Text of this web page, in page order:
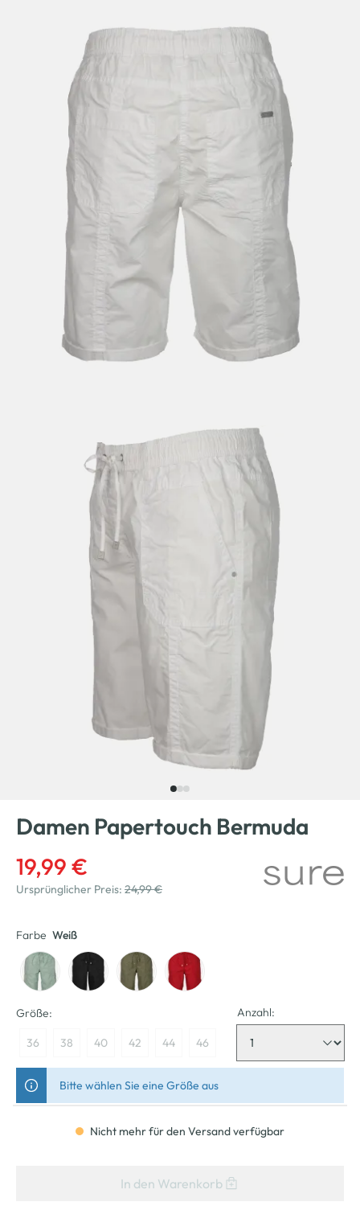
Damen Papertouch Bermuda
19,99 €
Ursprünglicher Preis: 24,99 €
Farbe Weiß
Größe:
36 38 40 42 44 46
Anzahl:
Bitte wählen Sie eine Größe aus
Nicht mehr für den Versand verfügbar
In den Warenkorb